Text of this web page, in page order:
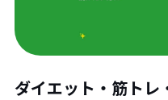
ダイエット・筋ト